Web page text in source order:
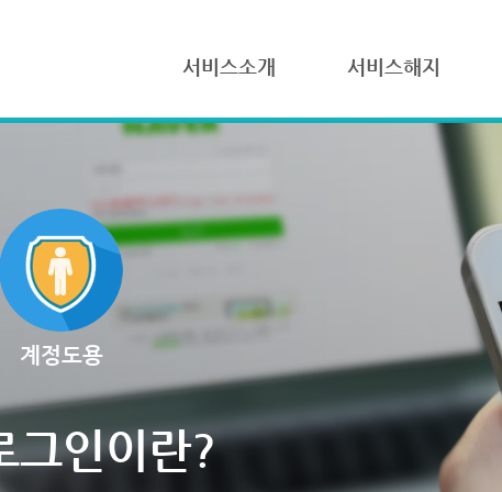
서비스소개 서비스해지
계정도용
그인이란?